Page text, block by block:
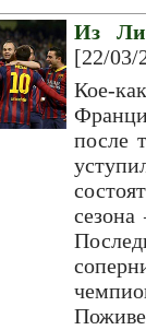
Из
[22/03/
Кое-
после
сезона